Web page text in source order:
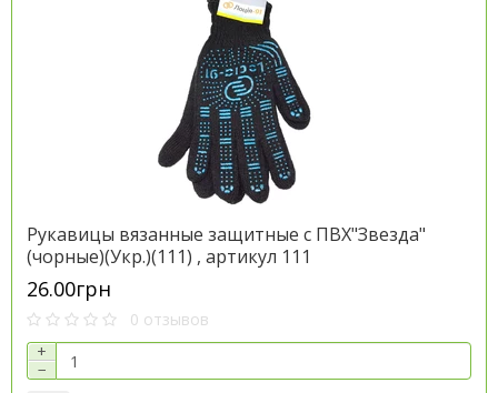
Рукавицы вязанные защитные с ПВХ"Звезда"
(чорные)(Укр.)(111) , артикул 111
26.00грн
0 отзывов
+
−